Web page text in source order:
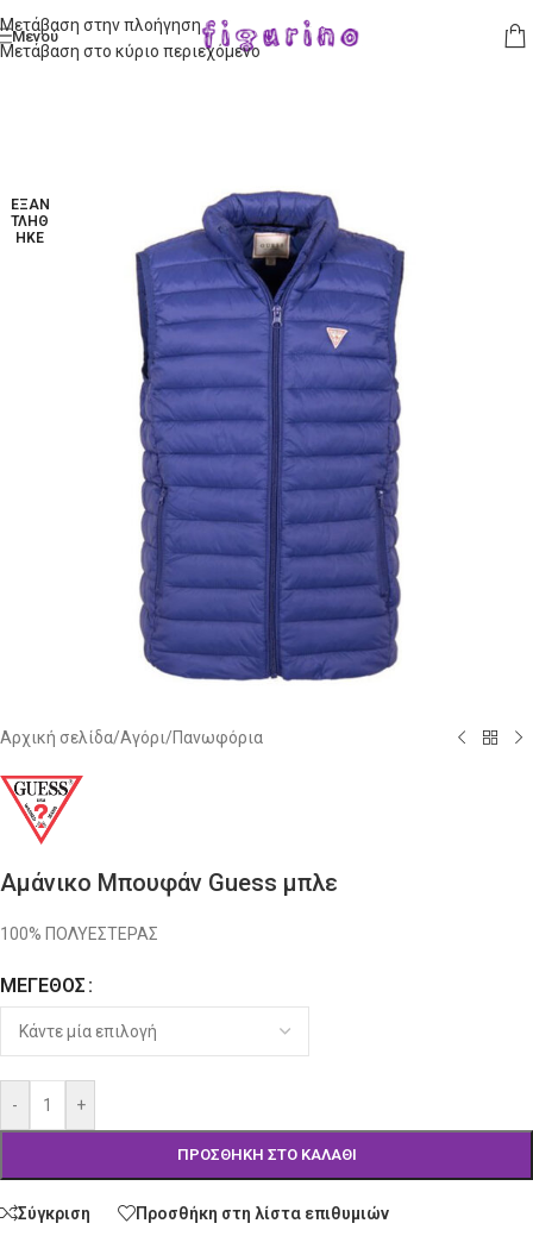
Μετάβαση στην πλοήγηση
Μετάβαση στο κύριο περιεχόμενο
Μενού
ΕΞΑΝ
ΤΛΉΘ
ΗΚΕ
Αρχική σελίδα/Αγόρι/Πανωφόρια
Αμάνικο Μπουφάν Guess μπλε
100% ΠΟΛΥΕΣΤΕΡΑΣ
ΜΈΓΕΘΟΣ
- +
ΠΡΟΣΘΉΚΗ ΣΤΟ ΚΑΛΆΘΙ
Alternative:
Σύγκριση Προσθήκη στη λίστα επιθυμιών